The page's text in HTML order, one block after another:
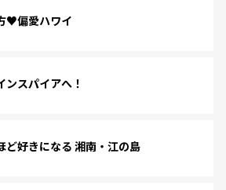
♥偏愛ハワイ
ンスパイアへ！
ど好きになる 湘南・江の島